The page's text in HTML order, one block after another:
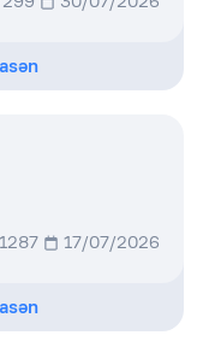
1287 17/07/2026